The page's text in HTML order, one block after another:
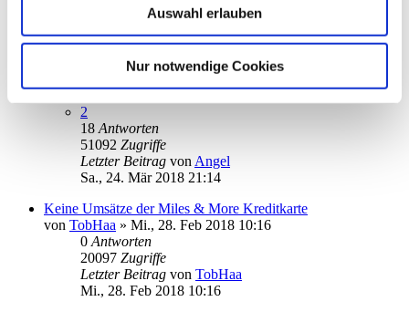
Auswahl erlauben
Nur notwendige Cookies
Letzter Beitragvonaudiolet
Do., 26. Jul 2018 20:02
Sparkasse Konto einrichten
Di., 13. Mär 2018 15:14
2
18 Antworten
51092 Zugriffe
Letzter Beitrag von Angel
Sa., 24. Mär 2018 21:14
Keine Umsätze der Miles & More Kreditkarte
von TobHaa » Mi., 28. Feb 2018 10:16
0 Antworten
20097 Zugriffe
Letzter Beitrag von TobHaa
Mi., 28. Feb 2018 10:16